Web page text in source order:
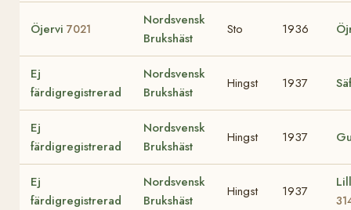
Öjervi 7021
Nordsvensk
Brukshäst
Sto 1936
Ej
färdigregistrerad
Nordsvensk
Brukshäst
Hingst 1937
Ej
färdigregistrerad
Nordsvensk
Brukshäst
Hingst 1937
Ej
färdigregistrerad
Nordsvensk
Brukshäst
Hingst 1937